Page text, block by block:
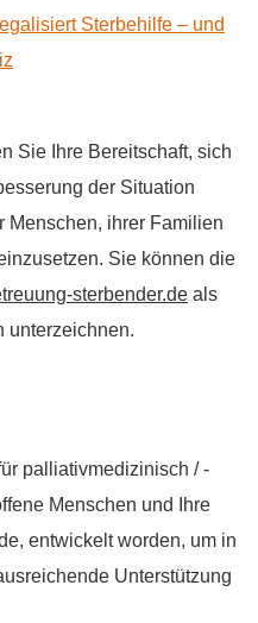
Sterbehilfe – und
Sie Ihre Bereitschaft, sich
der Situation
Menschen, ihrer Familien
Sie können die
sterbender.de als
unterzeichnen.
palliativmedizinisch / -
Menschen und Ihre
entwickelt worden, um in
Unterstützung